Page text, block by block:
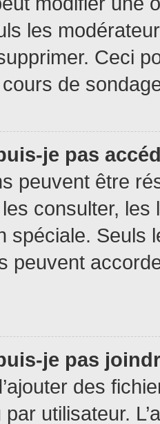
les
Ceci
de
je pas
peuvent être
consulter,
spéciale. Seuls
peuvent
je pas
des
utilisateur.